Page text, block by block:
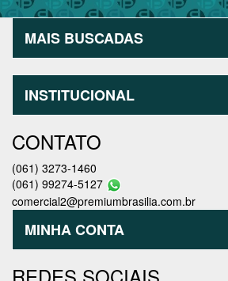
MAIS BUSCADAS
INSTITUCIONAL
CONTATO
(061) 3273-1460
(061) 99274-5127
comercial2@premiumbrasilia.com.br
MINHA CONTA